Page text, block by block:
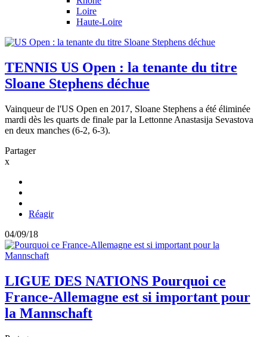
Loire
Haute-Loire
TENNIS US Open : la tenante du titre
Sloane Stephens déchue
Vainqueur de l'US Open en 2017, Sloane Stephens a été éliminée
mardi dès les quarts de finale par la Lettonne Anastasija Sevastova
en deux manches (6-2, 6-3).
Partager
x
Réagir
04/09/18
LIGUE DES NATIONS Pourquoi ce
France-Allemagne est si important pour
la Mannschaft